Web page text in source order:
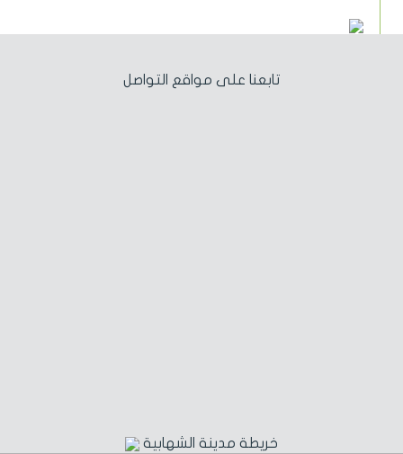
تابعنا على مواقع التواصل
خريطة مدينة الشهابية